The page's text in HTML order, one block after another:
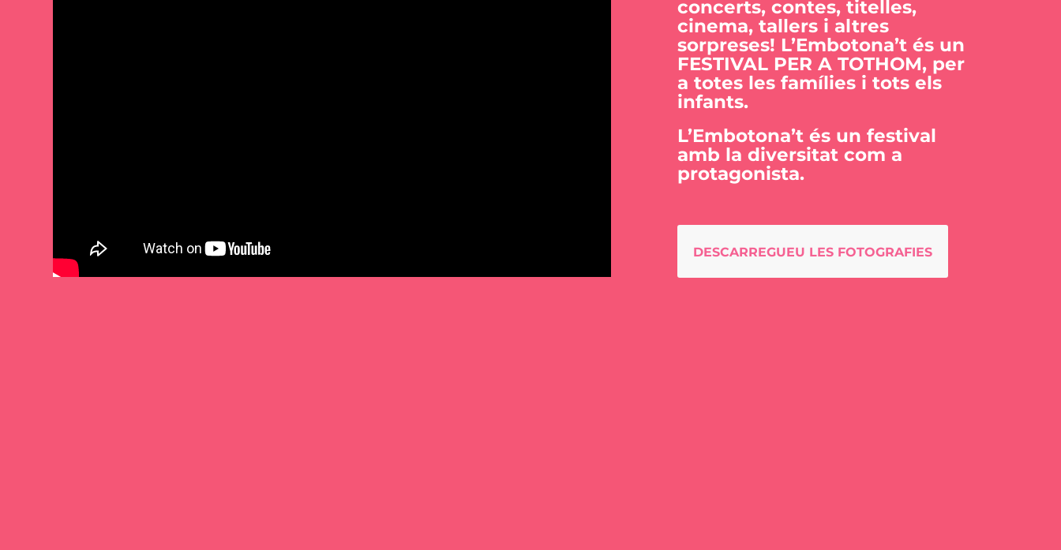
concerts, contes, titelles,
cinema, tallers i altres
sorpreses! L’Embotona’t és un
FESTIVAL PER A TOTHOM, per
a totes les famílies i tots els
infants.
L’Embotona’t és un festival
amb la diversitat com a
protagonista.
DESCARREGUEU LES FOTOGRAFIES